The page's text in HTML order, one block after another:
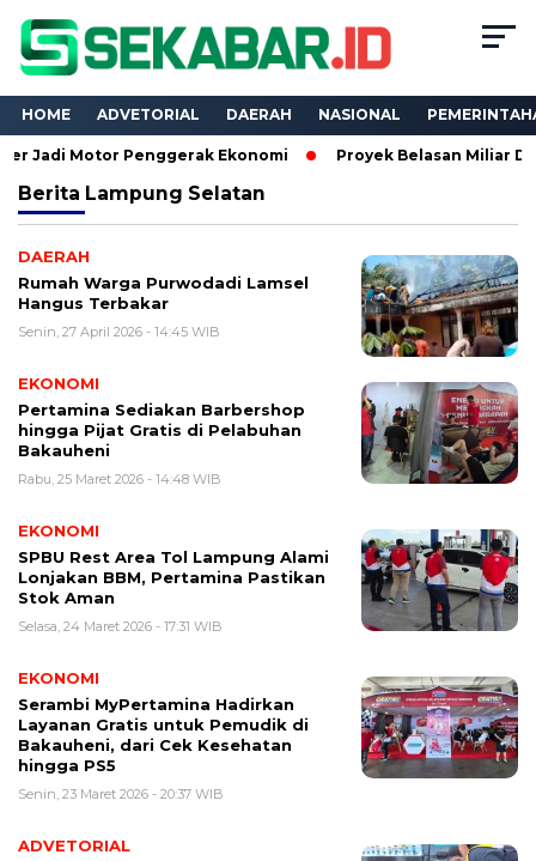
HOME ADVETORIAL DAERAH NASIONAL
Penggerak Ekonomi Proyek Belasan Miliar Dinas
Berita Lampung Selatan
DAERAH
Rumah Warga Purwodadi Lamsel
Hangus Terbakar
Senin, 27 April 2026 - 14:45 WIB
EKONOMI
Pertamina Sediakan Barbershop
hingga Pijat Gratis di Pelabuhan
Bakauheni
Rabu, 25 Maret 2026 - 14:48 WIB
EKONOMI
SPBU Rest Area Tol Lampung Alami
Lonjakan BBM, Pertamina Pastikan
Stok Aman
Selasa, 24 Maret 2026 - 17:31 WIB
EKONOMI
Serambi MyPertamina Hadirkan
Layanan Gratis untuk Pemudik di
Bakauheni, dari Cek Kesehatan
hingga PS5
Senin, 23 Maret 2026 - 20:37 WIB
ADVETORIAL